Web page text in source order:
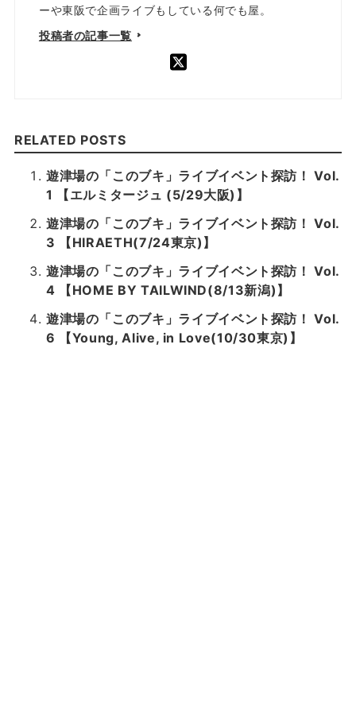
ーや東阪で企画ライブもしている何でも屋。
投稿者の記事一覧
RELATED POSTS
遊津場の「このブキ」ライブイベント探訪！ Vol.
1 【エルミタージュ (5/29大阪)】
遊津場の「このブキ」ライブイベント探訪！ Vol.
3 【HIRAETH(7/24東京)】
遊津場の「このブキ」ライブイベント探訪！ Vol.
4 【HOME BY TAILWIND(8/13新潟)】
遊津場の「このブキ」ライブイベント探訪！ Vol.
6 【Young, Alive, in Love(10/30東京)】